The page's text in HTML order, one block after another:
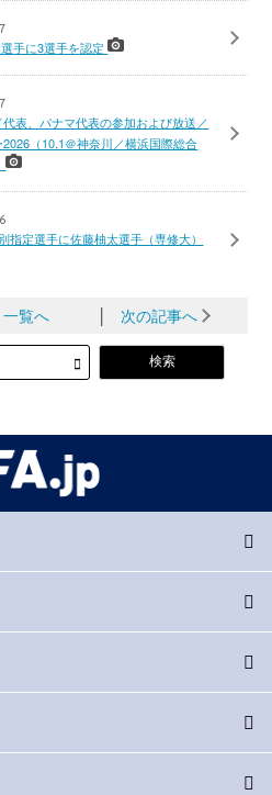
手に3選手を認定
表、パナマ代表の参加および放送／
（10.1＠神奈川／横浜国際総合
定選手に佐藤柚太選手（専修大）
一覧へ │ 次の記事へ